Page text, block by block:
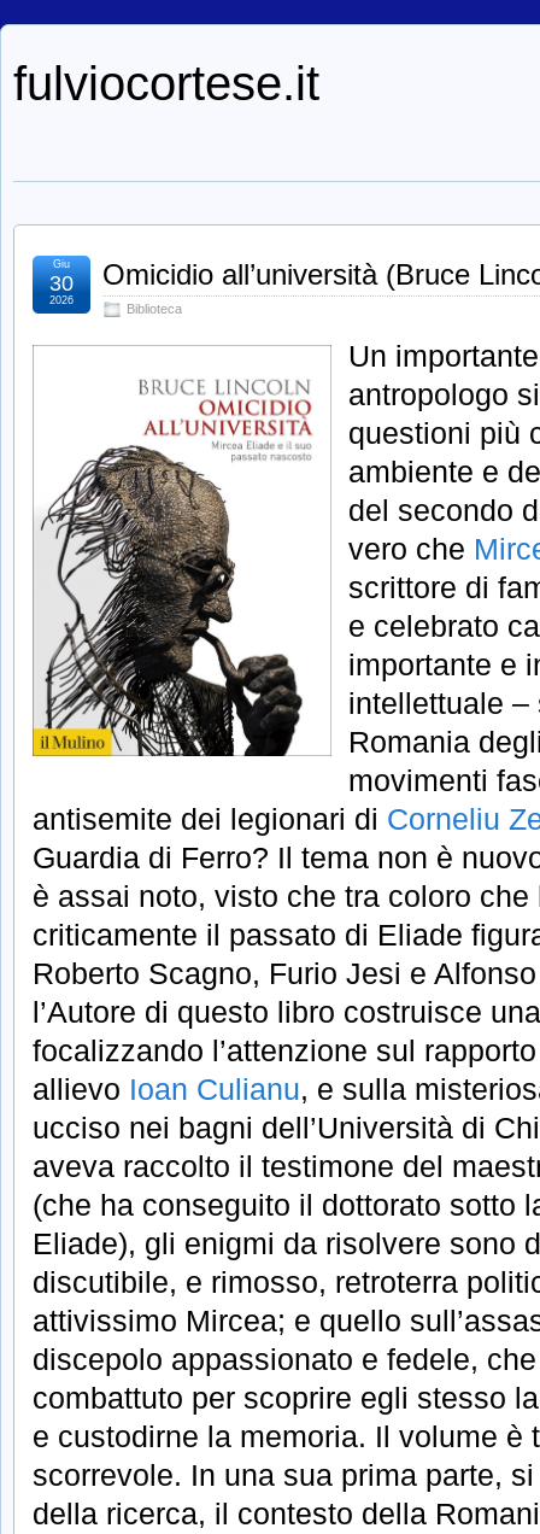
fulviocortese.it
Omicidio all’università (Bruce
Biblioteca
Giu
30
2026
Un
antropologo
questioni più
ambiente e
del secondo
vero che
scrittore di
e celebrato
importante e
intellettuale –
Romania
movimenti
antisemite dei legionari di Corneliu
Guardia di Ferro? Il tema non è
è assai noto, visto che tra coloro
criticamente il passato di Eliade
Roberto Scagno, Furio Jesi e
l’Autore di questo libro costruisce
focalizzando l’attenzione sul
allievo Ioan Culianu, e sulla
ucciso nei bagni dell’Università di
aveva raccolto il testimone del
(che ha conseguito il dottorato sotto
Eliade), gli enigmi da risolvere sono
discutibile, e rimosso, retroterra
attivissimo Mircea; e quello
discepolo appassionato e fedele,
combattuto per scoprire egli stesso
e custodirne la memoria. Il volume è
scorrevole. In una sua prima parte,
della ricerca, il contesto della